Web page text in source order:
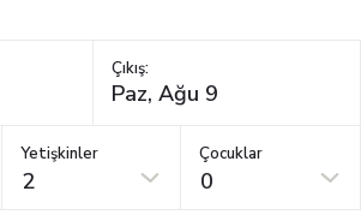
Çıkış:
Yetişkinler
2
Çocuklar
0